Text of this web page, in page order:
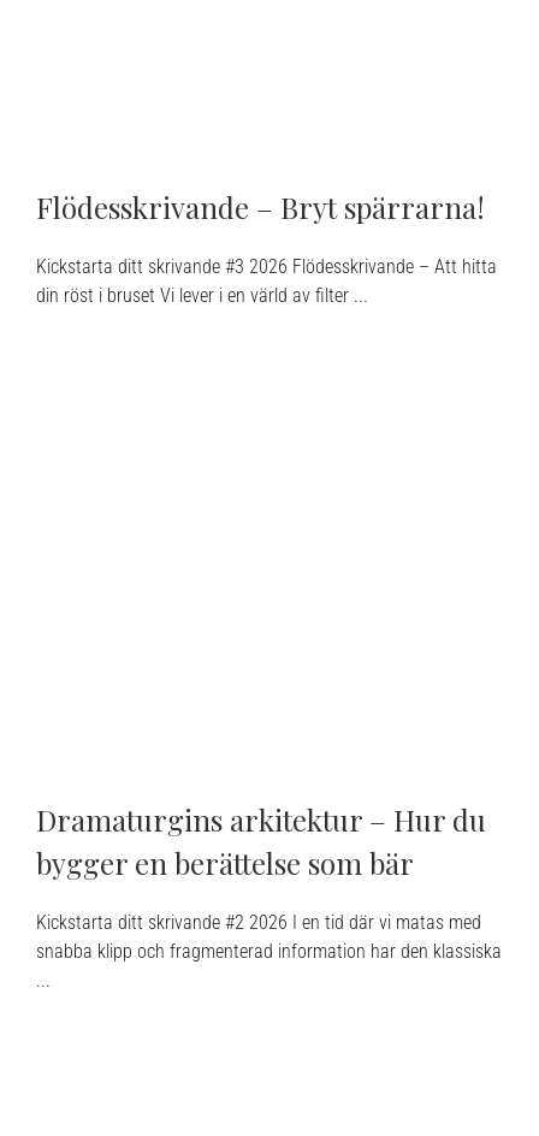
Flödesskrivande – Bryt spärrarna!
Kickstarta ditt skrivande #3 2026 Flödesskrivande – Att hitta
din röst i bruset Vi lever i en värld av filter ...
Dramaturgins arkitektur – Hur du
bygger en berättelse som bär
Kickstarta ditt skrivande #2 2026 I en tid där vi matas med
snabba klipp och fragmenterad information har den klassiska
...